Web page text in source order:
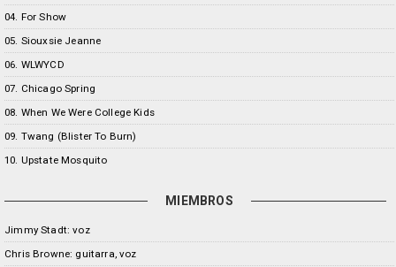
04. For Show
05. Siouxsie Jeanne
06. WLWYCD
07. Chicago Spring
08. When We Were College Kids
09. Twang (Blister To Burn)
10. Upstate Mosquito
MIEMBROS
Jimmy Stadt: voz
Chris Browne: guitarra, voz